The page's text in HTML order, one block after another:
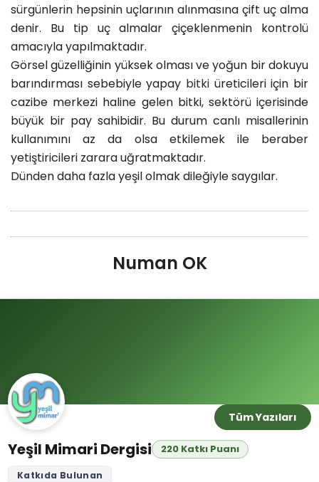
sürgünlerin hepsinin uçlarının alınmasına çift uç alma
denir. Bu tip uç almalar çiçeklenmenin kontrolü
amacıyla yapılmaktadır.
Görsel güzelliğinin yüksek olması ve yoğun bir dokuyu
barındırması sebebiyle yapay bitki üreticileri için bir
cazibe merkezi haline gelen bitki, sektörü içerisinde
büyük bir pay sahibidir. Bu durum canlı misallerinin
kullanımını az da olsa etkilemek ile beraber
yetiştiricileri zarara uğratmaktadır.
Dünden daha fazla yeşil olmak dileğiyle saygılar.
Numan OK
Tüm Yazıları
Yeşil Mimari Dergisi 220 Katkı Puanı
Katkıda Bulunan